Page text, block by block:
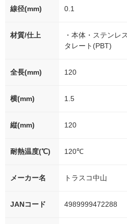
線径(mm) 0.1
材質/仕上
・本体・ステンレ
タレート(PBT)
全長(mm) 120
横(mm) 1.5
縦(mm) 120
耐熱温度(℃) 120℃
メーカー名 トラスコ中山
JANコード 4989999472288